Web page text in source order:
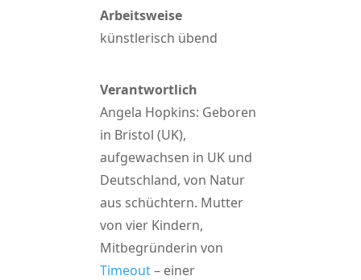
Arbeitsweise
künstlerisch übend
Verantwortlich
Angela Hopkins: Geboren
in Bristol (UK),
aufgewachsen in UK und
Deutschland, von Natur
aus schüchtern. Mutter
von vier Kindern,
Mitbegründerin von
Timeout– einer